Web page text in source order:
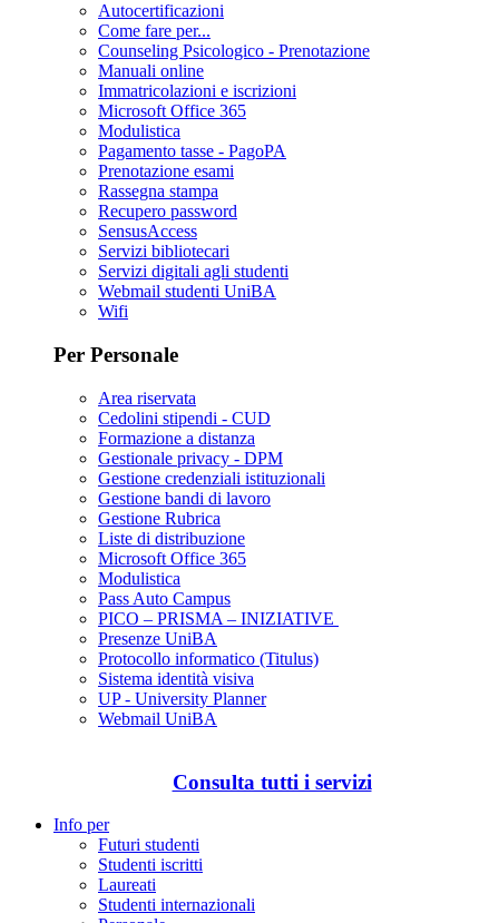
Autocertificazioni
Come fare per...
Counseling Psicologico - Prenotazione
Manuali online
Immatricolazioni e iscrizioni
Microsoft Office 365
Modulistica
Pagamento tasse - PagoPA
Prenotazione esami
Rassegna stampa
Recupero password
SensusAccess
Servizi bibliotecari
Servizi digitali agli studenti
Webmail studenti UniBA
Wifi
Per Personale
Area riservata
Cedolini stipendi - CUD
Formazione a distanza
Gestionale privacy - DPM
Gestione credenziali istituzionali
Gestione bandi di lavoro
Gestione Rubrica
Liste di distribuzione
Microsoft Office 365
Modulistica
Pass Auto Campus
PICO – PRISMA – INIZIATIVE
Presenze UniBA
Protocollo informatico (Titulus)
Sistema identità visiva
UP - University Planner
Webmail UniBA
Consulta tutti i servizi
Info per
Futuri studenti
Studenti iscritti
Laureati
Studenti internazionali